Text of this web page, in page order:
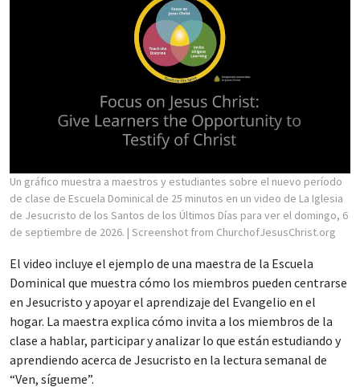
Un gráfico muestra a maestros y estudiantes sobre el nuevo período
de clase de Escuela Dominical de 25 minutos en un video de La Iglesia
de Jesucristo de los Santos de los Últimos Días para ver el domingo, 6
de septiembre de 2026. | Screenshot from ChurchofJesusChrist.org
El video incluye el ejemplo de una maestra de la Escuela
Dominical que muestra cómo los miembros pueden centrarse
en Jesucristo y apoyar el aprendizaje del Evangelio en el
hogar. La maestra explica cómo invita a los miembros de la
clase a hablar, participar y analizar lo que están estudiando y
aprendiendo acerca de Jesucristo en la lectura semanal de
“Ven, sígueme”.